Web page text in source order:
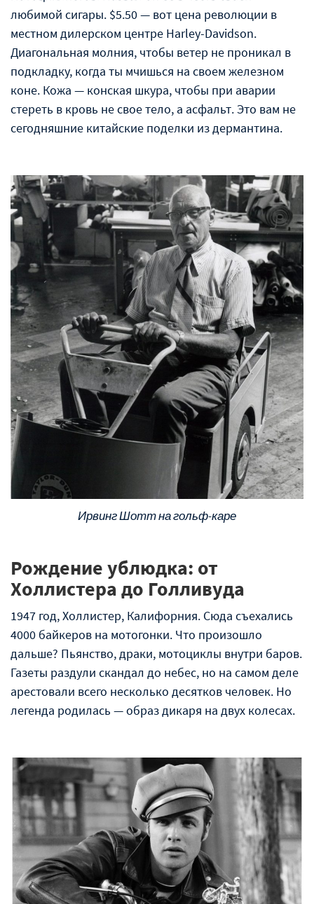
любимой сигары. $5.50 — вот цена революции в
местном дилерском центре Harley-Davidson.
Диагональная молния, чтобы ветер не проникал в
подкладку, когда ты мчишься на своем железном
коне. Кожа — конская шкура, чтобы при аварии
стереть в кровь не свое тело, а асфальт. Это вам не
сегодняшние китайские поделки из дермантина.
Ирвинг Шотт на гольф-каре
Рождение ублюдка: от
Холлистера до Голливуда
1947 год, Холлистер, Калифорния. Сюда съехались
4000 байкеров на мотогонки. Что произошло
дальше? Пьянство, драки, мотоциклы внутри баров.
Газеты раздули скандал до небес, но на самом деле
арестовали всего несколько десятков человек. Но
легенда родилась — образ дикаря на двух колесах.